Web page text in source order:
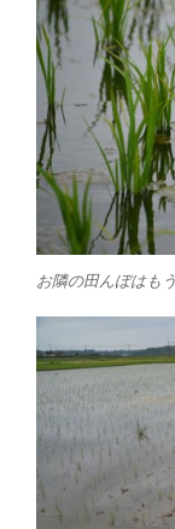
お隣の田んぼはも